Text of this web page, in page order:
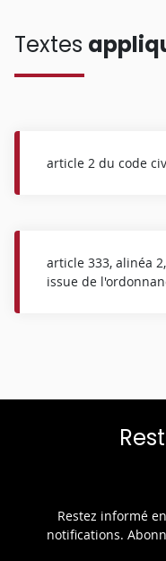
Textes
article 2 du code
article 333, alinéa
issue de
Restez informé
notifications.